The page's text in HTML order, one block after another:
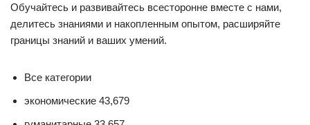
Обучайтесь и развивайтесь всесторонне вместе с нами,
делитесь знаниями и накопленным опытом, расширяйте
границы знаний и ваших умений.
Все категории
экономические 43,679